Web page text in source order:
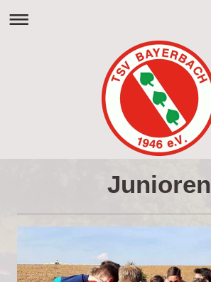
Junioren